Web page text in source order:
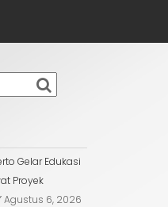
Gelar Edukasi
Proyek
Agustus 6, 2026